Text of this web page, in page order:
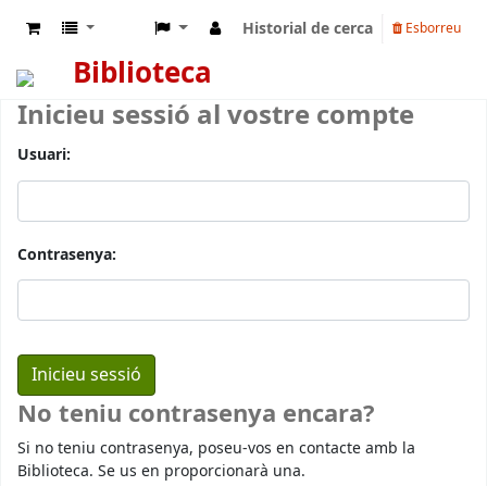
Historial de cerca Esborreu
Biblioteca
Inicieu sessió al vostre compte
Usuari:
Contrasenya:
No teniu contrasenya encara?
Si no teniu contrasenya, poseu-vos en contacte amb la
Biblioteca. Se us en proporcionarà una.